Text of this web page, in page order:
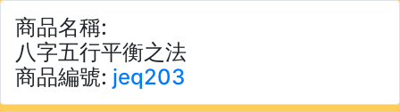
商品名稱:
八字五行平衡之法
商品編號: jeq203